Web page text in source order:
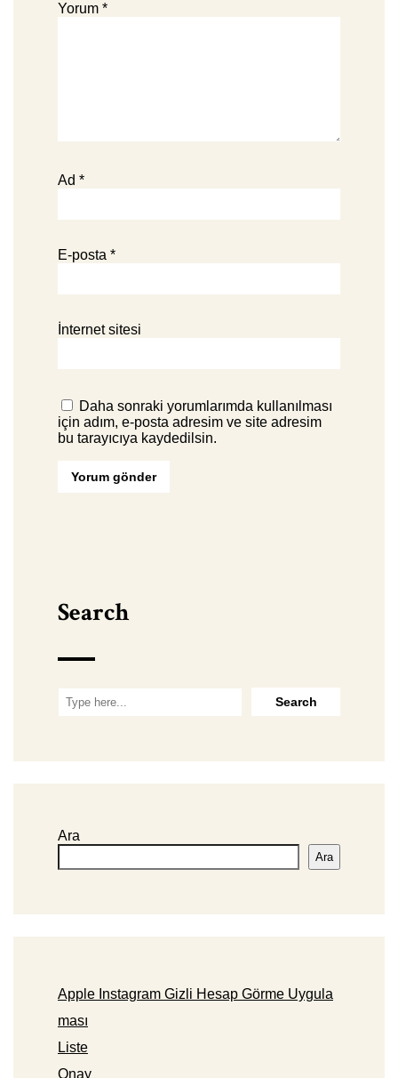
Yorum *
Ad *
E-posta *
İnternet sitesi
Daha sonraki yorumlarımda kullanılması
için adım, e-posta adresim ve site adresim
bu tarayıcıya kaydedilsin.
Search
Ara
Ara
Apple Instagram Gizli Hesap Görme Uygula
ması
Liste
Onay